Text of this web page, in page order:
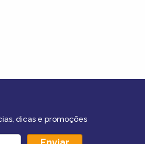
dicas e promoções